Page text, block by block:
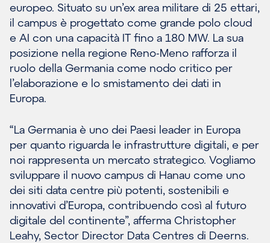
europeo. Situato su un’ex area militare di 25 ettari,
il campus è progettato come grande polo cloud
e AI con una capacità IT fino a 180 MW. La sua
posizione nella regione Reno-Meno rafforza il
ruolo della Germania come nodo critico per
l’elaborazione e lo smistamento dei dati in
Europa.
“La Germania è uno dei Paesi leader in Europa
per quanto riguarda le infrastrutture digitali, e per
noi rappresenta un mercato strategico. Vogliamo
sviluppare il nuovo campus di Hanau come uno
dei siti data centre più potenti, sostenibili e
innovativi d’Europa, contribuendo così al futuro
digitale del continente”, afferma Christopher
Leahy, Sector Director Data Centres di Deerns.